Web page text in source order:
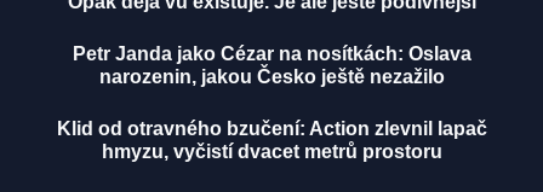
Petr Janda jako Cézar na nosítkách: Oslava
narozenin, jakou Česko ještě nezažilo
Klid od otravného bzučení: Action zlevnil lapač
hmyzu, vyčistí dvacet metrů prostoru